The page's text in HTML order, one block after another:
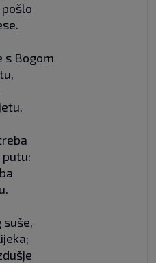
s Bogom
putu: